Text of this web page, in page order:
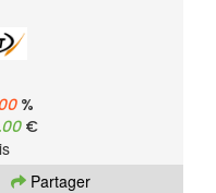
%
€
Partager